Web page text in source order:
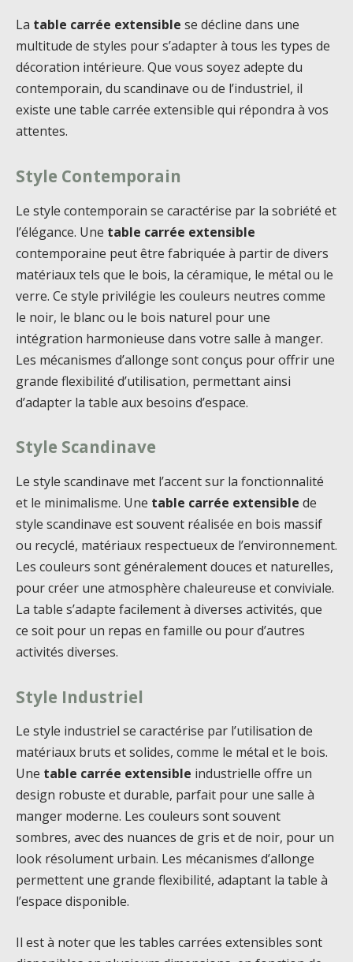
La table carrée extensible se décline dans une
multitude de styles pour s’adapter à tous les types de
décoration intérieure. Que vous soyez adepte du
contemporain, du scandinave ou de l’industriel, il
existe une table carrée extensible qui répondra à vos
attentes.
Style Contemporain
Le style contemporain se caractérise par la sobriété et
l’élégance. Une table carrée extensible
contemporaine peut être fabriquée à partir de divers
matériaux tels que le bois, la céramique, le métal ou le
verre. Ce style privilégie les couleurs neutres comme
le noir, le blanc ou le bois naturel pour une
intégration harmonieuse dans votre salle à manger.
Les mécanismes d’allonge sont conçus pour offrir une
grande flexibilité d’utilisation, permettant ainsi
d’adapter la table aux besoins d’espace.
Style Scandinave
Le style scandinave met l’accent sur la fonctionnalité
et le minimalisme. Une table carrée extensible de
style scandinave est souvent réalisée en bois massif
ou recyclé, matériaux respectueux de l’environnement.
Les couleurs sont généralement douces et naturelles,
pour créer une atmosphère chaleureuse et conviviale.
La table s’adapte facilement à diverses activités, que
ce soit pour un repas en famille ou pour d’autres
activités diverses.
Style Industriel
Le style industriel se caractérise par l’utilisation de
matériaux bruts et solides, comme le métal et le bois.
Une table carrée extensible industrielle offre un
design robuste et durable, parfait pour une salle à
manger moderne. Les couleurs sont souvent
sombres, avec des nuances de gris et de noir, pour un
look résolument urbain. Les mécanismes d’allonge
permettent une grande flexibilité, adaptant la table à
l’espace disponible.
Il est à noter que les tables carrées extensibles sont